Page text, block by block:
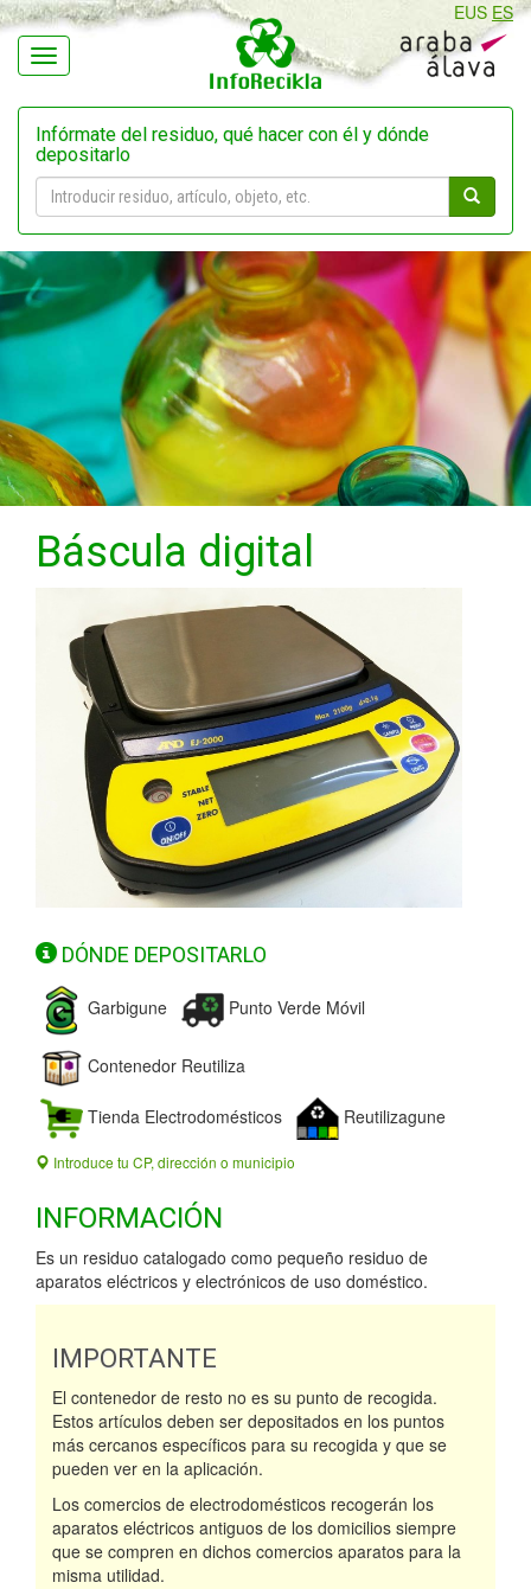
Navegación
EUS ES
Infórmate del residuo, qué hacer con él y dónde
depositarlo
Báscula digital
DÓNDE DEPOSITARLO
Garbigune Punto Verde Móvil
Contenedor Reutiliza
Tienda Electrodomésticos Reutilizagune
Introduce tu CP, dirección o municipio
INFORMACIÓN
Es un residuo catalogado como pequeño residuo de
aparatos eléctricos y electrónicos de uso doméstico.
IMPORTANTE
El contenedor de resto no es su punto de recogida.
Estos artículos deben ser depositados en los puntos
más cercanos específicos para su recogida y que se
pueden ver en la aplicación.
Los comercios de electrodomésticos recogerán los
aparatos eléctricos antiguos de los domicilios siempre
que se compren en dichos comercios aparatos para la
misma utilidad.